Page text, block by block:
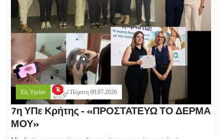
Είς Υγείαν Πέμπτη 09.07.2026
7η ΥΠε Κρήτης - «ΠΡΟΣΤΑΤΕΥΩ ΤΟ ΔΕΡΜΑ
ΜΟΥ»